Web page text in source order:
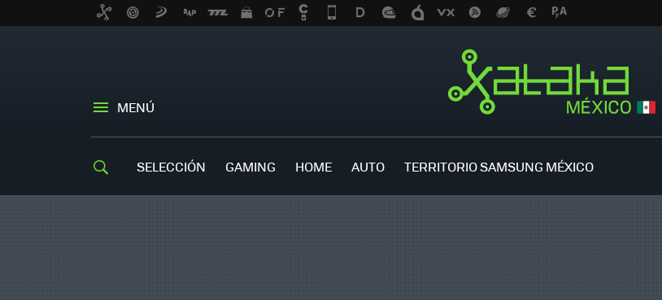
MENÚ
SELECCIÓN GAMING HOME AUTO TERRITORIO SAMSUNG MÉXICO